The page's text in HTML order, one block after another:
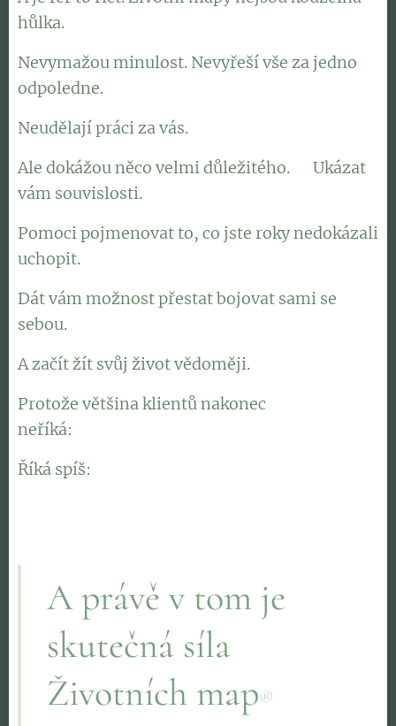
hůlka.
Nevymažou minulost. Nevyřeší vše za jedno
odpoledne.
Neudělají práci za vás.
Ale dokážou něco velmi důležitého. 👉Ukázat
vám souvislosti.
Pomoci pojmenovat to, co jste roky nedokázali
uchopit.
Dát vám možnost přestat bojovat sami se
sebou.
A začít žít svůj život vědoměji.
Protože většina klientů nakonec
neříká: 👉
Říká spíš: 👉
A právě v tom je
skutečná síla
Životních map®